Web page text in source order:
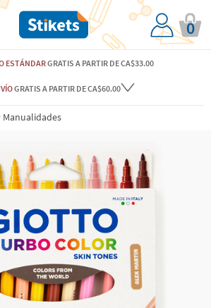
0
ESTÁNDARGRATIS A PARTIR DE CA$33.00
GRATIS A PARTIR DE CA$60.00
Manualidades